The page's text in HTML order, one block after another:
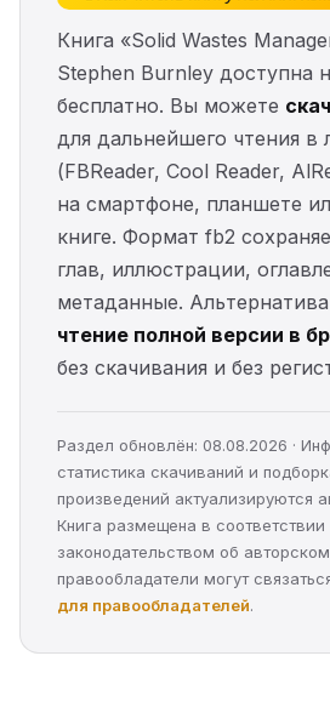
Книга «Solid Wastes
Stephen Burnley доступна
бесплатно. Вы можете
для дальнейшего чтения в
(FBReader, Cool Reader,
на смартфоне, планшете
книге. Формат fb2
глав, иллюстрации,
метаданные.
чтение полной версии в
без скачивания и без
Раздел обновлён: 08.08.2026 ·
статистика скачиваний и
произведений актуализируются
Книга размещена в соответствии
законодательством об
правообладатели могут
для правообладателей.